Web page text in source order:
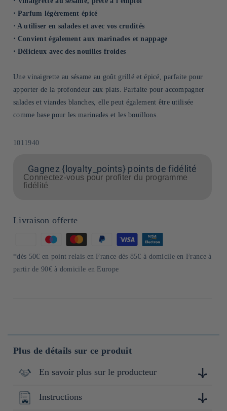
⋅ Parfum légèrement épicé
⋅ A utiliser en salades et avec vos crudités
⋅ Convient également aux marinades et nappage
⋅ Délicieux avec des nouilles froides
Une vinaigrette au sésame au goût grillé et épicé, parfaite pour
apporter de la profondeur aux plats. Parfaite pour accompagner
salades et viandes blanches, elle peut également être utilisée
comme base pour les marinades et les bouillons.
SKU:
1011940
Gagnez {loyalty_points} points de fidélité
Connectez-vous pour profiter du programme
fidélité
Livraison offerte
de
paiement
*dès 50€ en point relais en France dès 85€ à domicile en France à
partir de 90€ à domicile en Europe
Plus de détails sur ce produit
En savoir plus sur le producteur
Né d'une passion pour la cuisine japonaise, Pietro était à
l'origine un petit restaurant de spaghetti ayant ouvert en 1980
Instructions